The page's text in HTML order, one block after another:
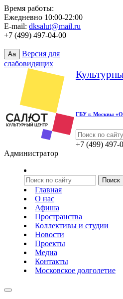
Время работы:
Ежедневно 10:00-22:00
E-mail: dksalut@mail.ru
+7 (499) 497-04-00
Aa
Версия для
слабовидящих
ГБУ г. Москвы
+7 (499) 497-
Администратор
Главная
О нас
Афиша
Пространства
Коллективы и студии
Новости
Проекты
Медиа
Контакты
Московское долголетие